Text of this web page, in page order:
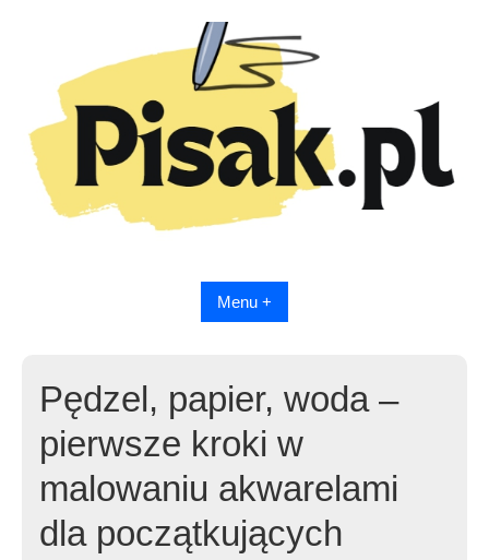
Menu +
Pędzel, papier, woda –
pierwsze kroki w
malowaniu akwarelami
dla początkujących